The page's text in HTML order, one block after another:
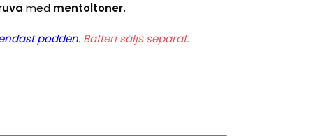
med mentoltoner.
podden. Batteri säljs separat.